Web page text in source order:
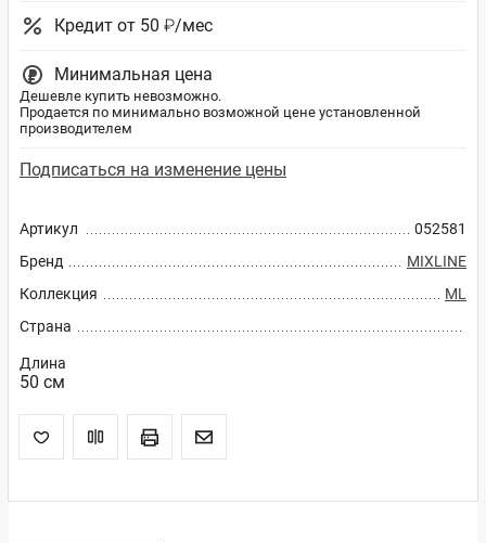
Артикул
052581
Бренд
MIXLINE
Коллекция
ML
Страна
Длина
50 см
Кредит от 50 ₽/мес
Минимальная цена
Дешевле купить невозможно.
Продается по минимально возможной цене установленной
производителем
Подписаться на изменение цены